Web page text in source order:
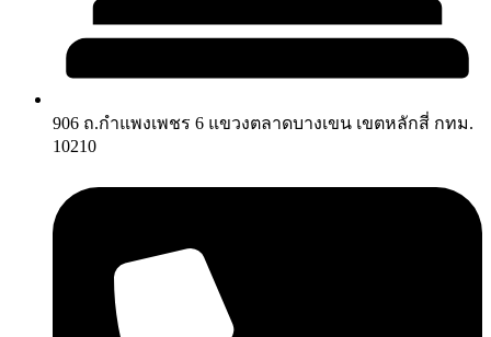
906 ถ.กำแพงเพชร 6 แขวงตลาดบางเขน เขตหลักสี่ กทม.
10210